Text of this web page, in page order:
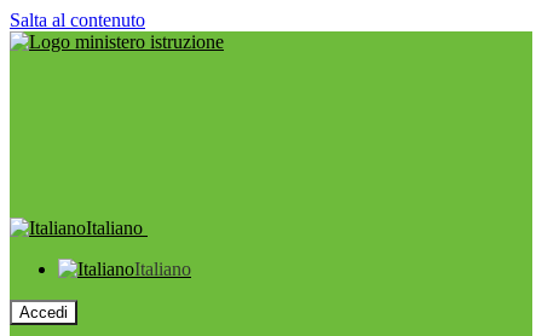
Salta al contenuto
Italiano
Italiano
Accedi